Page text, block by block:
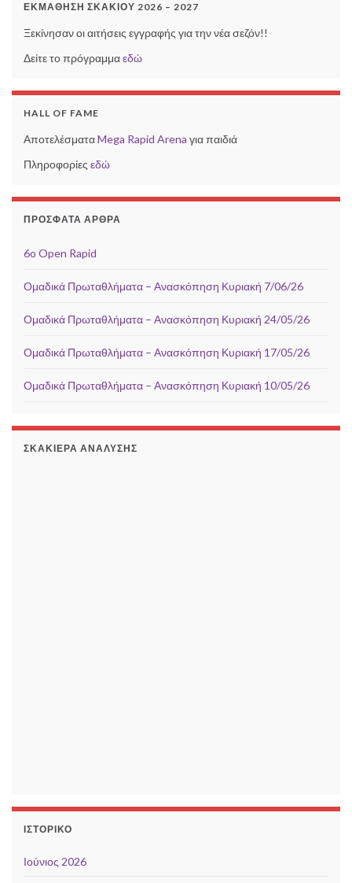
ΕΚΜΆΘΗΣΗ ΣΚΑΚΙΟΎ 2026 – 2027
Ξεκίνησαν οι αιτήσεις εγγραφής για την νέα σεζόν!!
Δείτε το πρόγραμμαεδώ
HALL OF FAME
ΑποτελέσματαMega Rapid Arena για παιδιά
Πληροφορίες εδώ
ΠΡΌΣΦΑΤΑ ΆΡΘΡΑ
6o Open Rapid
Ομαδικά Πρωταθλήματα – Ανασκόπηση Κυριακή 7/06/26
Ομαδικά Πρωταθλήματα – Ανασκόπηση Κυριακή 24/05/26
Ομαδικά Πρωταθλήματα – Ανασκόπηση Κυριακή 17/05/26
Ομαδικά Πρωταθλήματα – Ανασκόπηση Κυριακή 10/05/26
ΣΚΑΚΙΈΡΑ ΑΝΆΛΥΣΗΣ
ΙΣΤΟΡΙΚΌ
Ιούνιος 2026